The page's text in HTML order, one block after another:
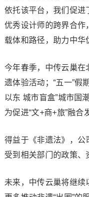
依托该平台，我们促进
优秀设计师的跨界合作
载体和路径，助力中华
今年春季，中传云巢在
遗体验活动；“五一”假
以东 城市盲盒”城市国
为促进“文+商+旅”融合
得益于《非遗法》，公
受到相关部门的政策、
未来，中传云巢将继